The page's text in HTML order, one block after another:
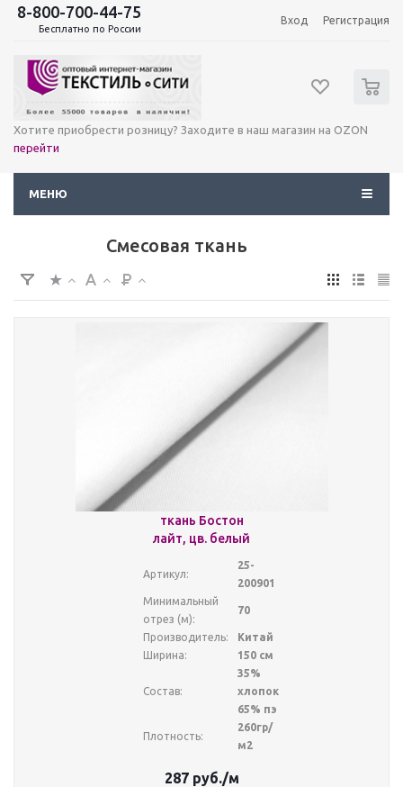
8-800-700-44-75
Бесплатно по России
Вход Регистрация
Хотите приобрести розницу? Заходите в наш магазин на OZON
перейти
МЕНЮ
Смесовая ткань
ткань Бостон
лайт, цв. белый
Артикул:
25-
200901
Минимальный
отрез (м):
70
Производитель:
Китай
Ширина:
150 см
Состав:
35%
хлопок
65% пэ
Плотность:
260гр/
м2
287руб./м